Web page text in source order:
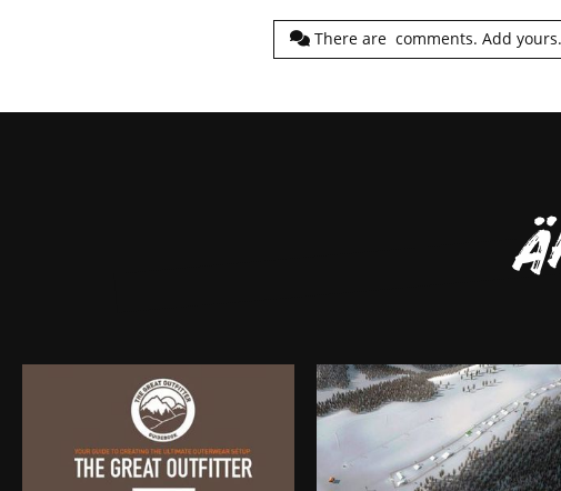
There are comments.Add yours.